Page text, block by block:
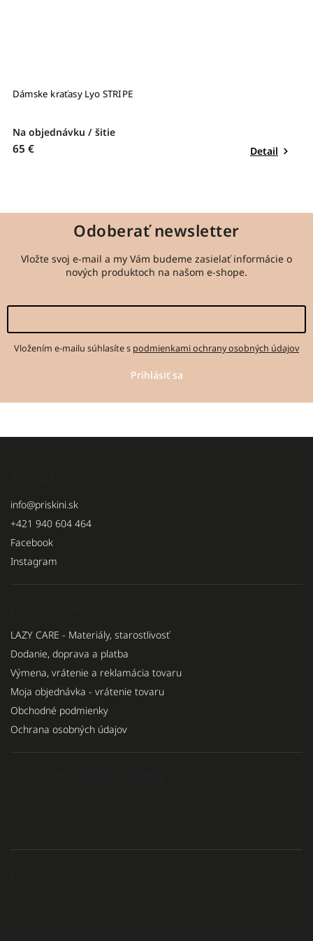
Dámske kraťasy Lyo STRIPE
Na objednávku / šitie
65 € Detail
Odoberať newsletter
Vložte svoj e-mail a my Vám budeme zasielať informácie o
nových produktoch na našom e-shope.
Vložením e-mailu súhlasíte s podmienkami ochrany osobných údajov
Prihlásiť sa
info@priskini.sk
+421 940 604 464
Facebook
Instagram
LAZY CARE - Materiály, starostlivosť
Dodanie, doprava a platba
Výmena, vrátenie a reklamácia tovaru
Moja objednávka - vrátenie tovaru
Obchodné podmienky
Ochrana osobných údajov